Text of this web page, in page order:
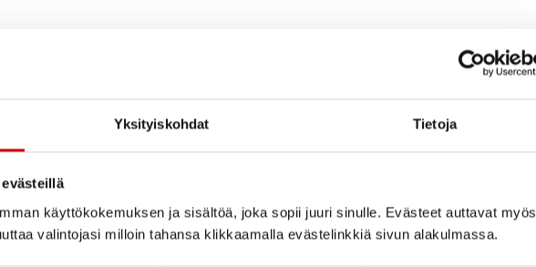
Yksityiskohdat Tietoja
käyttökokemuksen ja sisältöä, joka sopii juuri sinulle. Evästeet auttavat myös
valintojasi milloin tahansa klikkaamalla evästelinkkiä sivun alakulmassa.